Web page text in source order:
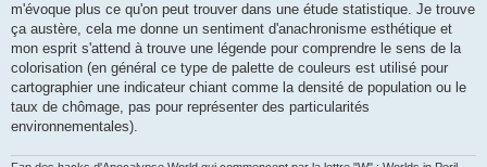
m'évoque plus ce qu'on peut trouver dans une étude statistique. Je trouve
ça austère, cela me donne un sentiment d'anachronisme esthétique et
mon esprit s'attend à trouve une légende pour comprendre le sens de la
colorisation (en général ce type de palette de couleurs est utilisé pour
cartographier une indicateur chiant comme la densité de population ou le
taux de chômage, pas pour représenter des particularités
environnementales).